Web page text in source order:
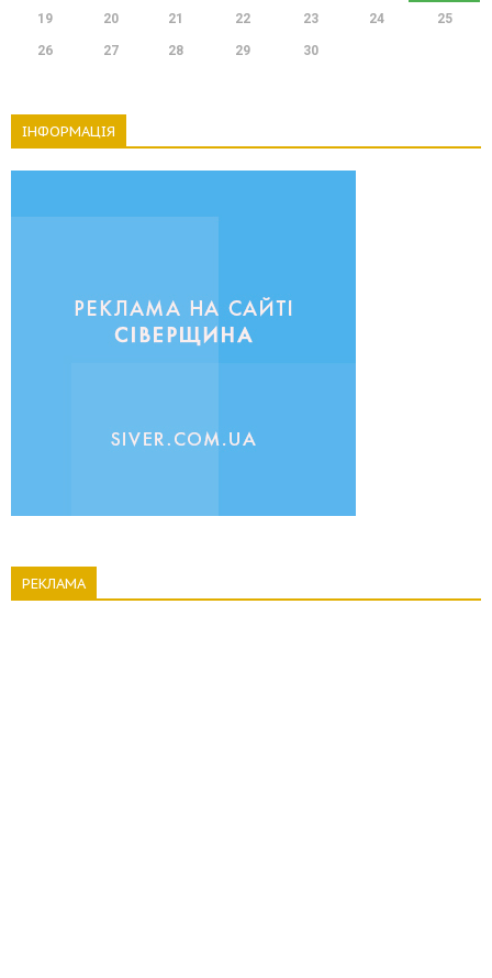
19 20 21 22 23 24 25
26 27 28 29 30
ІНФОРМАЦІЯ
РЕКЛАМА